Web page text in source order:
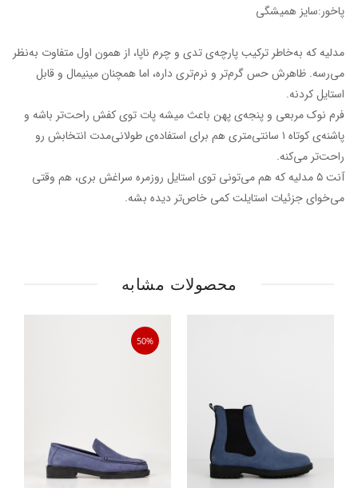
پاخور:سایز همیشگی
مدلیه که به‌خاطر ترکیب پارچه‌ی تدی و چرم ناپا، از همون اول متفاوت به‌نظر
می‌رسه. ظاهرش حس گرم‌تر و نرم‌تری داره، اما همچنان مینیمال و قابل
استایل کردنه.
فرم نوک مربعی و پنجه‌ی پهن باعث میشه پات توی کفش راحت‌تر باشه و
پاشنه‌ی کوتاه ۱ سانتی‌متری هم برای استفاده‌ی طولانی‌مدت انتخابش رو
راحت‌تر می‌کنه.
آنت ۵ مدلیه که هم می‌تونی توی استایل روزمره سراغش بری، هم وقتی
می‌خوای جزئیات استایلت کمی خاص‌تر دیده بشه.
محصولات مشابه
50%